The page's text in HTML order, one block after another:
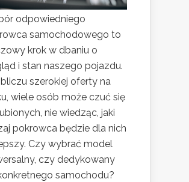
odpowiedniego
samochodowego to
krok w dbaniu o
i stan naszego pojazdu.
szerokiej oferty na
wiele osób może czuć się
nie wiedząc, jaki
pokrowca będzie dla nich
Czy wybrać model
czy dedykowany
samochodu?